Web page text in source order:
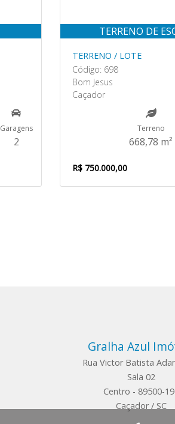
Garagens
2
TERRENO DE
TERRENO / LOTE
Código: 698
Bom Jesus
Caçador
Terreno
668,78 m²
R$ 750.000,00
Gralha Azul
Rua Victor Batista
Sala 02
Centro - 89500-
Caçador / SC